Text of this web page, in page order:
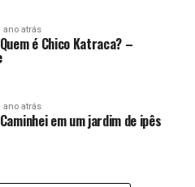
ano atrás
é Chico Katraca? –
ano atrás
em um jardim de ipês